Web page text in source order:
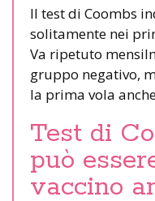
Il test di Coombs
solitamente nei
Va ripetuto
gruppo negativo,
la prima vola
Test di
può
vaccino